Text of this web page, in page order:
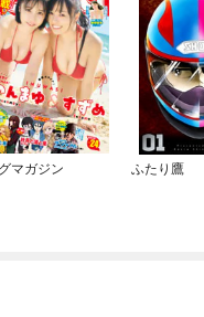
マガジン ふたり鷹